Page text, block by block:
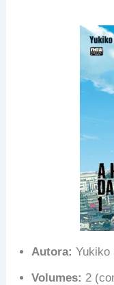
Autora: Yukiko
Volumes: 2